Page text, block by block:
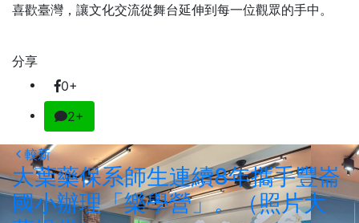
喜歡臺灣，讓文化交流從舞台延伸到每一位觀眾的手中。
分享
0+
2+
較新
大葉藥保系師生連續8年攜手豐崙
國小辦理「樂學營」。（照片大